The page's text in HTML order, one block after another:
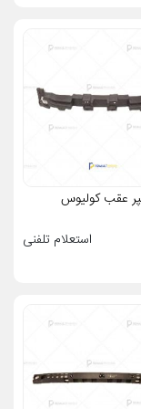
معتبر
و کیفیت، رعایت
که قطعات خود
بهترین گزینه‌ی قطعه
عقب کولیوس
استعلام تلفنی